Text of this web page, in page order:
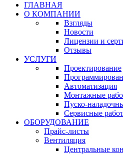
ГЛАВНАЯ
О КОМПАНИИ
Взгляды
Новости
Лицензии и
Отзывы
УСЛУГИ
Проектирование
Автоматизация
Монтажные
Пуско-
Сервисные
ОБОРУДОВАНИЕ
Прайс-листы
Вентиляция
Центральные